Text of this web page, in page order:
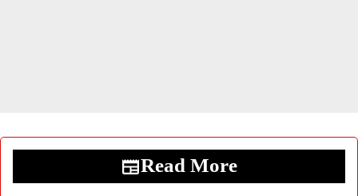
Read More